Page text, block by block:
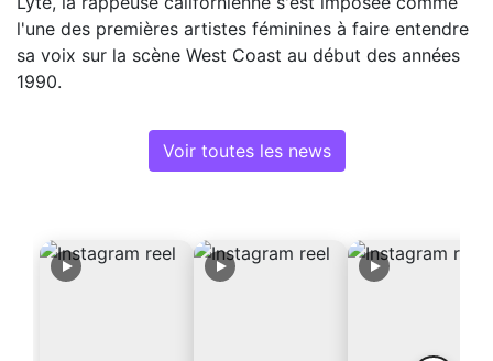
l'une des premières artistes féminines à faire entendre
sa voix sur la scène West Coast au début des années
1990.
Voir toutes les news